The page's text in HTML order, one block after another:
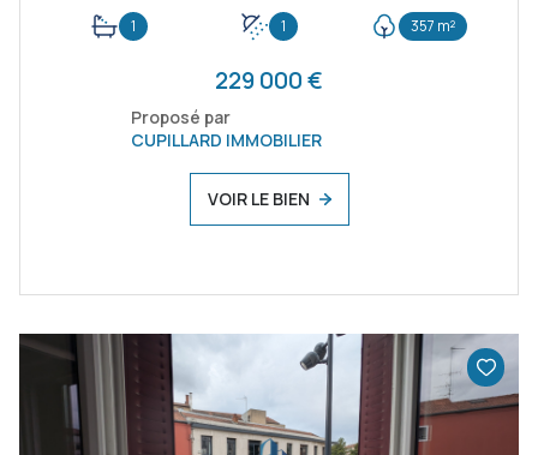
1 1 357 m²
229 000 €
Proposé par
CUPILLARD IMMOBILIER
VOIR LE BIEN